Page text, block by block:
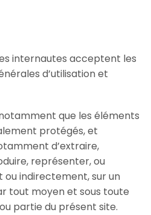
internautes acceptent les
d’utilisation et
que les éléments
protégés, et
d’extraire,
représenter, ou
indirectement, sur un
tout moyen et sous toute
partie du présent site.